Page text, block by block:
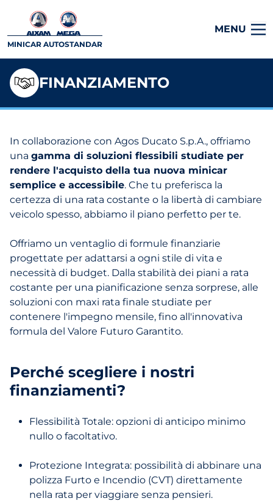
MINICAR AUTOSTANDAR
MENU
FINANZIAMENTO
In collaborazione con Agos Ducato S.p.A., offriamo
una gamma di soluzioni flessibili studiate per
rendere l'acquisto della tua nuova minicar
semplice e accessibile. Che tu preferisca la
certezza di una rata costante o la libertà di cambiare
veicolo spesso, abbiamo il piano perfetto per te.
Offriamo un ventaglio di formule finanziarie
progettate per adattarsi a ogni stile di vita e
necessità di budget. Dalla stabilità dei piani a rata
costante per una pianificazione senza sorprese, alle
soluzioni con maxi rata finale studiate per
contenere l'impegno mensile, fino all'innovativa
formula del Valore Futuro Garantito.
Perché scegliere i nostri
finanziamenti?
Flessibilità Totale: opzioni di anticipo minimo
nullo o facoltativo.
Protezione Integrata: possibilità di abbinare una
polizza Furto e Incendio (CVT) direttamente
nella rata per viaggiare senza pensieri.